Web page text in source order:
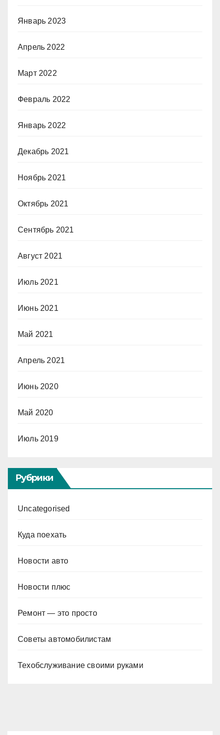
Январь 2023
Апрель 2022
Март 2022
Февраль 2022
Январь 2022
Декабрь 2021
Ноябрь 2021
Октябрь 2021
Сентябрь 2021
Август 2021
Июль 2021
Июнь 2021
Май 2021
Апрель 2021
Июнь 2020
Май 2020
Июль 2019
Рубрики
Uncategorised
Куда поехать
Новости авто
Новости плюс
Ремонт — это просто
Советы автомобилистам
Техобслуживание своими руками